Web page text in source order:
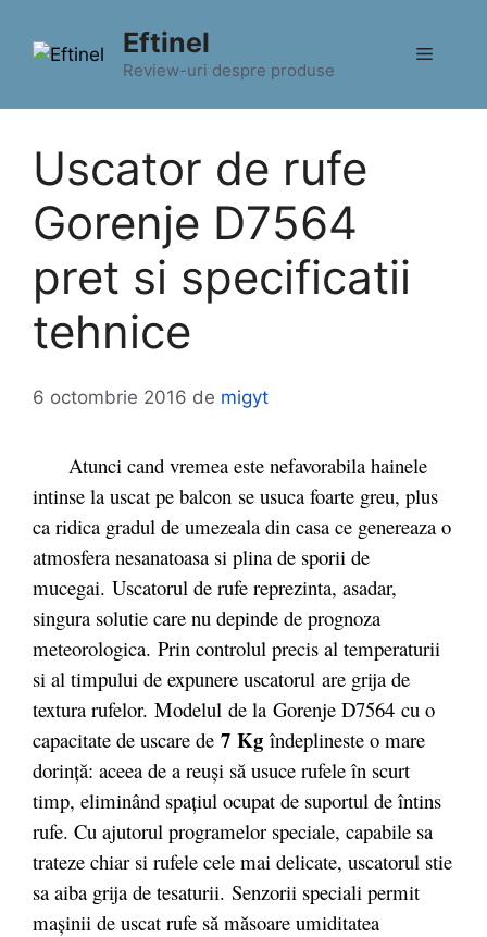
conținut
Eftinel
Review-uri despre produse
Meniu
Uscator de rufe
Gorenje D7564
pret si specificatii
tehnice
6 octombrie 2016 de migyt
Atunci cand vremea este nefavorabila hainele
intinse la uscat pe balcon se usuca foarte greu, plus
ca ridica gradul de umezeala din casa ce genereaza o
atmosfera nesanatoasa si plina de sporii de
mucegai. Uscatorul de rufe reprezinta, asadar,
singura solutie care nu depinde de prognoza
meteorologica. Prin controlul precis al temperaturii
si al timpului de expunere uscatorul are grija de
textura rufelor. Modelul de la Gorenje D7564 cu o
capacitate de uscare de 7 Kg îndeplineste o mare
dorinţă: aceea de a reuşi să usuce rufele în scurt
timp, eliminând spaţiul ocupat de suportul de întins
rufe. Cu ajutorul programelor speciale, capabile sa
trateze chiar si rufele cele mai delicate, uscatorul stie
sa aiba grija de tesaturii. Senzorii speciali permit
maşinii de uscat rufe să măsoare umiditatea